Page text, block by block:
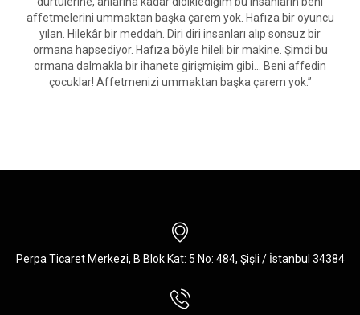
affetmelerini ummaktan başka çarem yok. Hafıza bir oyuncu
yılan. Hilekâr bir meddah. Diri diri insanları alıp sonsuz bir
ormana hapsediyor. Hafıza böyle hileli bir makine. Şimdi bu
ormana dalmakla bir ihanete girişmişim gibi... Beni affedin
çocuklar! Affetmenizi ummaktan başka çarem yok.”
Perpa Ticaret Merkezi, B Blok Kat: 5 No: 484, Şişli / İstanbul 34384